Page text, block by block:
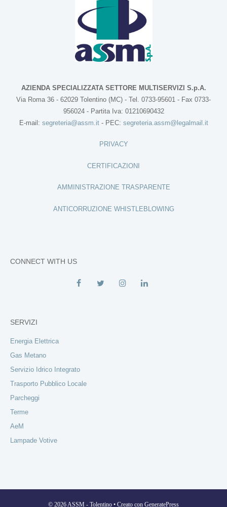
AZIENDA SPECIALIZZATA SETTORE MULTISERVIZI S.p.A.
Via Roma 36 - 62029 Tolentino (MC) - Tel. 0733-95601 - Fax 0733-
956024 - Partita Iva: 01210690432
E-mail: segreteria@assm.it- PEC: segreteria.assm@legalmail.it
PRIVACY
CERTIFICAZIONI
AMMINISTRAZIONE TRASPARENTE
ANTICORRUZIONE WHISTLEBLOWING
CONNECT WITH US
SERVIZI
Energia Elettrica
Gas Metano
Servizio Idrico Integrato
Trasporto Pubblico Locale
Parcheggi
Terme
AeM
Lampade Votive
© 2026 ASSM - Tolentino • Creato con GeneratePress